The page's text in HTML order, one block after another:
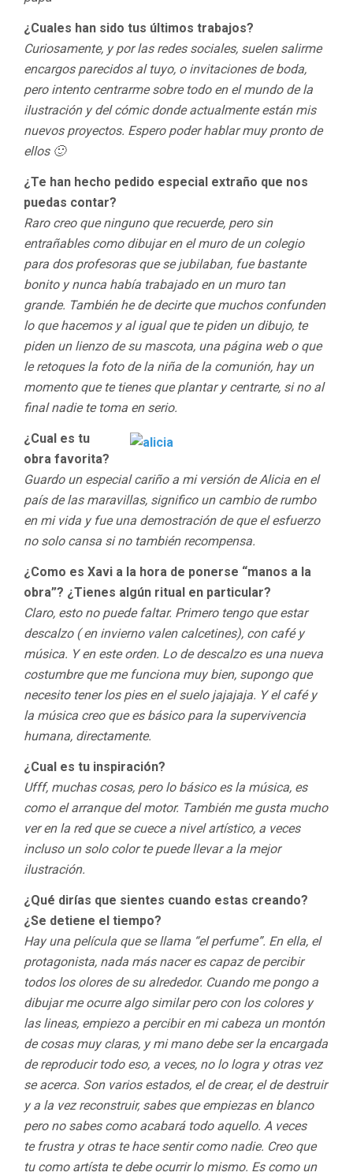
¿Cuales han sido tus últimos trabajos?
Curiosamente, y por las redes sociales, suelen salirme
encargos parecidos al tuyo, o invitaciones de boda,
pero intento centrarme sobre todo en el mundo de la
ilustración y del cómic donde actualmente están mis
nuevos proyectos. Espero poder hablar muy pronto de
ellos 🙂
¿Te han hecho pedido especial extraño que nos
puedas contar?
Raro creo que ninguno que recuerde, pero sin
entrañables como dibujar en el muro de un colegio
para dos profesoras que se jubilaban, fue bastante
bonito y nunca había trabajado en un muro tan
grande. También he de decirte que muchos confunden
lo que hacemos y al igual que te piden un dibujo, te
piden un lienzo de su mascota, una página web o que
le retoques la foto de la niña de la comunión, hay un
momento que te tienes que plantar y centrarte, si no al
final nadie te toma en serio.
¿Cual es tu
obra favorita?
Guardo un especial cariño a mi versión de Alicia en el
país de las maravillas, significo un cambio de rumbo
en mi vida y fue una demostración de que el esfuerzo
no solo cansa si no también recompensa.
¿Como es Xavi a la hora de ponerse “manos a la
obra”? ¿Tienes algún ritual en particular?
Claro, esto no puede faltar. Primero tengo que estar
descalzo ( en invierno valen calcetines), con café y
música. Y en este orden. Lo de descalzo es una nueva
costumbre que me funciona muy bien, supongo que
necesito tener los pies en el suelo jajajaja. Y el café y
la música creo que es básico para la supervivencia
humana, directamente.
¿Cual es tu inspiración?
Ufff, muchas cosas, pero lo básico es la música, es
como el arranque del motor. También me gusta mucho
ver en la red que se cuece a nivel artístico, a veces
incluso un solo color te puede llevar a la mejor
ilustración.
¿Qué dirías que sientes cuando estas creando?
¿Se detiene el tiempo?
Hay una película que se llama “el perfume”. En ella, el
protagonista, nada más nacer es capaz de percibir
todos los olores de su alrededor. Cuando me pongo a
dibujar me ocurre algo similar pero con los colores y
las lineas, empiezo a percibir en mi cabeza un montón
de cosas muy claras, y mi mano debe ser la encargada
de reproducir todo eso, a veces, no lo logra y otras vez
se acerca. Son varios estados, el de crear, el de destruir
y a la vez reconstruir, sabes que empiezas en blanco
pero no sabes como acabará todo aquello. A veces
te frustra y otras te hace sentir como nadie. Creo que
tu como artísta te debe ocurrir lo mismo. Es como un